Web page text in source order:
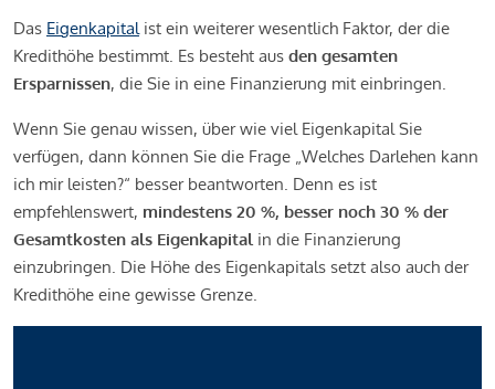
Das Eigenkapitalist ein weiterer wesentlich Faktor, der die
Kredithöhe bestimmt. Es besteht aus den gesamten
Ersparnissen, die Sie in eine Finanzierung mit einbringen.
Wenn Sie genau wissen, über wie viel Eigenkapital Sie
verfügen, dann können Sie die Frage „Welches Darlehen kann
ich mir leisten?“ besser beantworten. Denn es ist
empfehlenswert, mindestens 20 %, besser noch 30 % der
Gesamtkosten als Eigenkapital in die Finanzierung
einzubringen. Die Höhe des Eigenkapitals setzt also auch der
Kredithöhe eine gewisse Grenze.